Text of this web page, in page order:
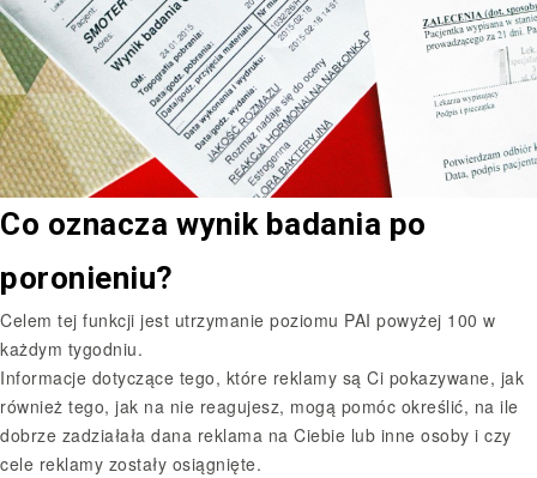
Co oznacza wynik badania po
poronieniu?
Celem tej funkcji jest utrzymanie poziomu PAI powyżej 100 w
każdym tygodniu.
Informacje dotyczące tego, które reklamy są Ci pokazywane, jak
również tego, jak na nie reagujesz, mogą pomóc określić, na ile
dobrze zadziałała dana reklama na Ciebie lub inne osoby i czy
cele reklamy zostały osiągnięte.